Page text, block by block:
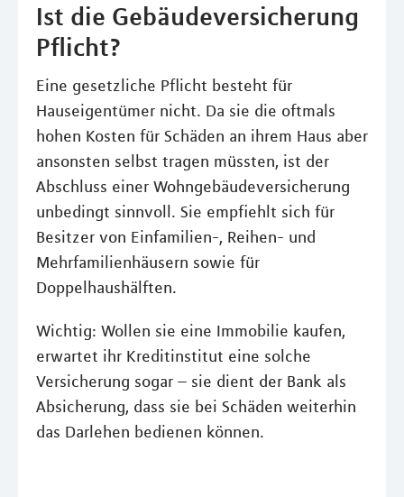
Ist die Gebäudeversicherung
Pflicht?
Eine gesetzliche Pflicht besteht für
Hauseigentümer nicht. Da sie die oftmals
hohen Kosten für Schäden an ihrem Haus aber
ansonsten selbst tragen müssten, ist der
Abschluss einer Wohngebäudeversicherung
unbedingt sinnvoll. Sie empfiehlt sich für
Besitzer von Einfamilien-, Reihen- und
Mehrfamilienhäusern sowie für
Doppelhaushälften.
Wichtig: Wollen sie eine Immobilie kaufen,
erwartet ihr Kreditinstitut eine solche
Versicherung sogar – sie dient der Bank als
Absicherung, dass sie bei Schäden weiterhin
das Darlehen bedienen können.